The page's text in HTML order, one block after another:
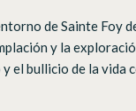
de Sainte Foy
y la
bullicio de la vida